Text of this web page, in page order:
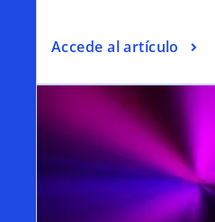
Accede al artículo